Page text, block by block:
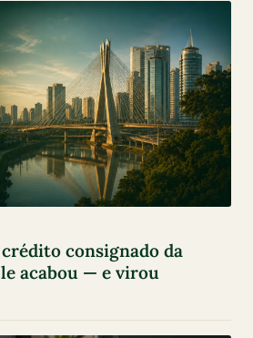
consignado da
acabou — e virou